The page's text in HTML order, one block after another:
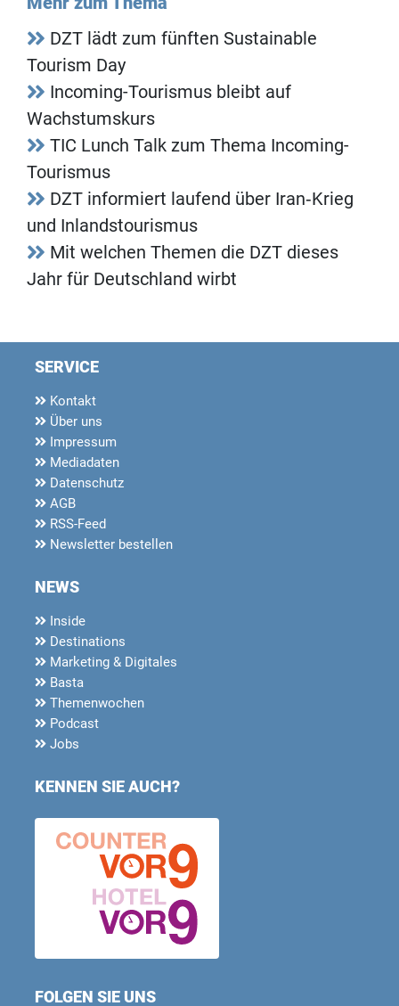
DZT lädt zum fünften Sustainable
Tourism Day
Incoming-Tourismus bleibt auf
Wachstumskurs
TIC Lunch Talk zum Thema Incoming-
Tourismus
DZT informiert laufend über Iran‑Krieg
und Inlandstourismus
Mit welchen Themen die DZT dieses
Jahr für Deutschland wirbt
SERVICE
Kontakt
Über uns
Impressum
Mediadaten
Datenschutz
AGB
RSS-Feed
Newsletter bestellen
NEWS
Inside
Destinations
Marketing & Digitales
Basta
Themenwochen
Podcast
Jobs
KENNEN SIE AUCH?
FOLGEN SIE UNS